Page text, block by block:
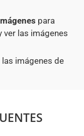
para
ver las imágenes
las imágenes de